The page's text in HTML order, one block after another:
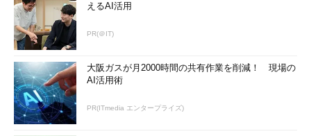
えるAI活用
PR(＠IT)
大阪ガスが月2000時間の共有作業を削減！ 現場の
AI活用術
PR(ITmedia エンタープライズ)